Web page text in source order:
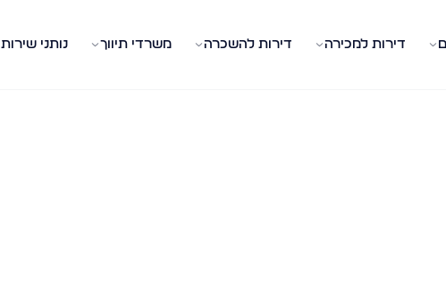
דירות למכירה דירות להשכרה משרדי תיווך נותני שירות